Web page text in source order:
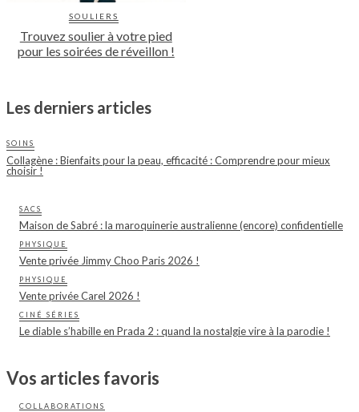
SOULIERS
Trouvez soulier à votre pied
pour les soirées de réveillon !
Les derniers articles
SOINS
Collagène : Bienfaits pour la peau, efficacité : Comprendre pour mieux
choisir !
SACS
Maison de Sabré : la maroquinerie australienne (encore) confidentielle
PHYSIQUE
Vente privée Jimmy Choo Paris 2026 !
PHYSIQUE
Vente privée Carel 2026 !
CINÉ SÉRIES
Le diable s’habille en Prada 2 : quand la nostalgie vire à la parodie !
Vos articles favoris
COLLABORATIONS